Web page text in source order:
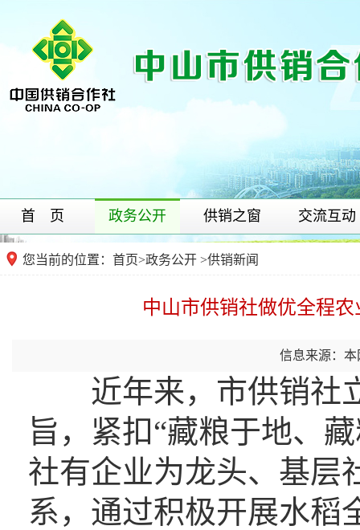
首 页 政务公开 供销之窗 交流互动
您当前的位置： 首页>政务公开 >供销新闻
中山市供销社做优全程
信息来源：本
近年来，市供销社立
旨，紧扣“藏粮于地、
社有企业为龙头、基层
系，通过积极开展水稻